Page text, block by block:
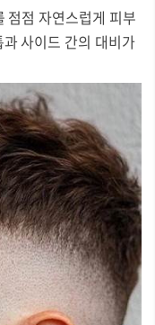
점점 자연스럽게 피부
사이드 간의 대비가